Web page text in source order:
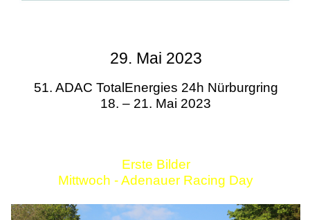
29. Mai 2023
51. ADAC TotalEnergies 24h Nürburgring
18. – 21. Mai 2023
Erste Bilder
Mittwoch - Adenauer Racing Day